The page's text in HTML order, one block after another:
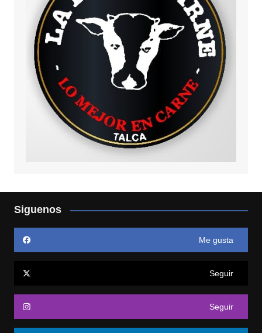
Siguenos
Me gusta
Seguir
Seguir